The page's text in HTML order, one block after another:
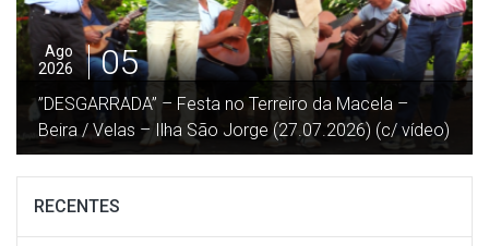
Ago
2026
05
”DESGARRADA” – Festa no Terreiro da Macela –
Beira / Velas – Ilha São Jorge (27.07.2026) (c/ vídeo)
RECENTES